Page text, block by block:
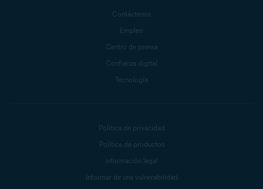
Contáctenos
Empleo
Centro de prensa
Confianza digital
Tecnología
Política de privacidad
Política de productos
Información legal
Informar de una vulnerabilidad